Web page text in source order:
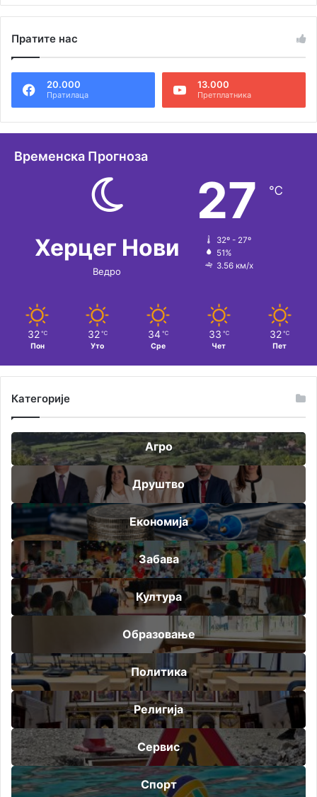
Пратите нас
20.000
Пратилаца
13.000
Претплатника
Временска Прогноза
Херцег Нови
Ведро
27 ℃
32º - 27º
51%
3.56 км/х
32 ℃
Пон
32 ℃
Уто
34 ℃
Сре
33 ℃
Чет
32 ℃
Пет
Категорије
Агро
Друштво
Економија
Забава
Култура
Образовање
Политика
Религија
Сервис
Спорт